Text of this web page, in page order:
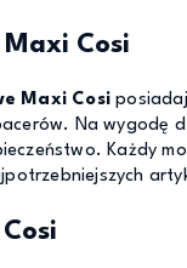
Cosi
Maxi Cosi
Na wygodę
Każdy